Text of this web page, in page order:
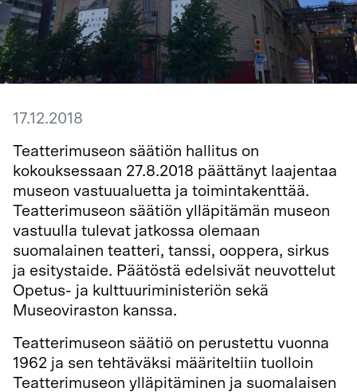
17.12.2018
Teatterimuseon säätiön hallitus on
kokouksessaan 27.8.2018 päättänyt laajentaa
museon vastuualuetta ja toimintakenttää.
Teatterimuseon säätiön ylläpitämän museon
vastuulla tulevat jatkossa olemaan
suomalainen teatteri, tanssi, ooppera, sirkus
ja esitystaide. Päätöstä edelsivät neuvottelut
Opetus- ja kulttuuriministeriön sekä
Museoviraston kanssa.
Teatterimuseon säätiö on perustettu vuonna
1962 ja sen tehtäväksi määriteltiin tuolloin
Teatterimuseon ylläpitäminen ja suomalaisen